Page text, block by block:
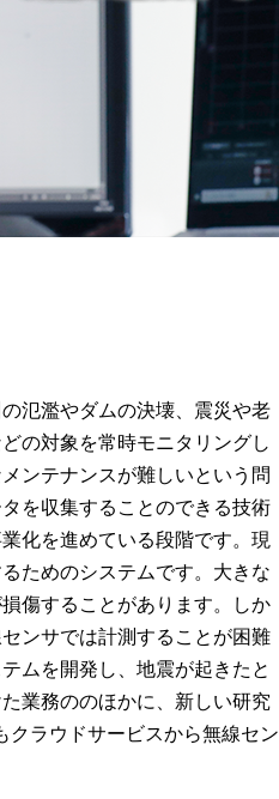
氾濫やダムの決壊、震災や老
の対象を常時モニタリングし
ンテナンスが難しいという問
を収集することのできる技術
化を進めている段階です。現
ためのシステムです。大きな
傷することがあります。しか
ンサでは計測することが困難
ムを開発し、地震が起きたと
業務ののほかに、新しい研究
ラウドサービスから無線セン